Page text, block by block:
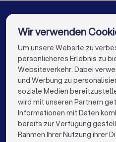
Energieberater
Energieberater in München
Energieberater in
Energieberater
Energieberater
Die besten Unternehmen für
info@trustlocal.de
FÜR PRIVATPERSONEN
Wir verwenden
Um unsere Website zu
persönlicheres Erlebnis zu
Websiteverkehr. Dabei
und Werbung zu
soziale Medien
wird mit unseren Partnern
Informationen mit Daten
bereits zur Verfügung
Rahmen Ihrer Nutzung ihrer